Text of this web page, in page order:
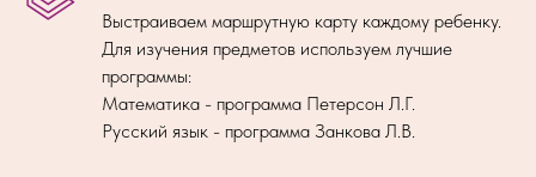
Выстраиваем маршрутную карту каждому ребенку.
Для изучения предметов используем лучшие
программы:
Математика - программа Петерсон Л.Г.
Русский язык - программа Занкова Л.В.